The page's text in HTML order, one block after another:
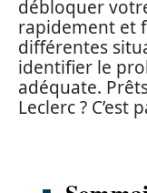
débloquer
rapidement et
différentes
identifier le
adéquate.
Leclerc ? C’est